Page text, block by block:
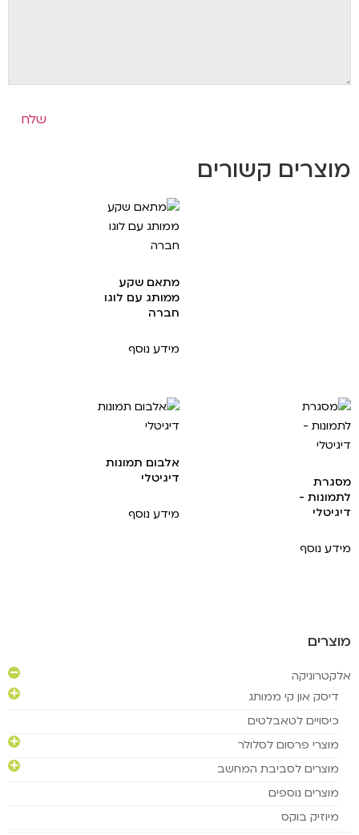
מוצרים
אלקטרוניקה
דיסק און קי ממותג
כיסויים לטאבלטים
מוצרי פרסום לסלולר
מוצרים לסביבת המחשב
מוצרים נוספים
מיוזיק בוקס
מוצרים קשורים
מתאם שקע
ממותג עם לוגו
חברה
מידע נוסף
מסגרת
לתמונות -
דיגיטלי
מידע נוסף
אלבום תמונות
דיגיטלי
מידע נוסף